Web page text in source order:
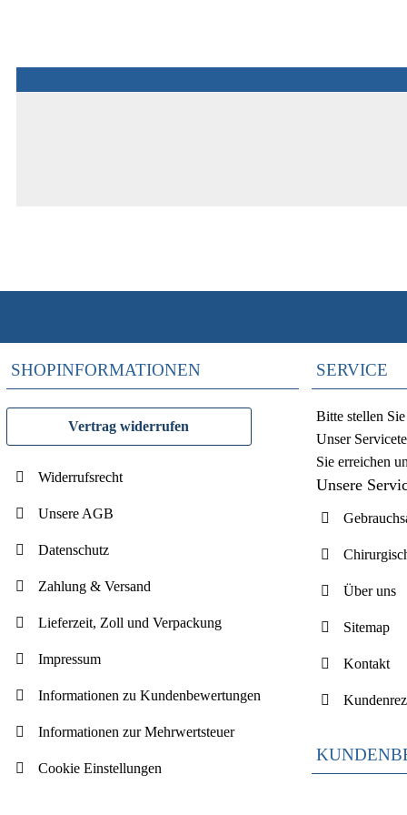
SHOPINFORMATIONEN
Vertrag widerrufen
Widerrufsrecht
Unsere AGB
Datenschutz
Zahlung & Versand
Lieferzeit, Zoll und Verpackung
Impressum
Informationen zu Kundenbewertungen
Informationen zur Mehrwertsteuer
Cookie Einstellungen
SERVICE
Bitte stellen
Unser
Sie erreichen
Unsere
Über uns
Sitemap
Kontakt